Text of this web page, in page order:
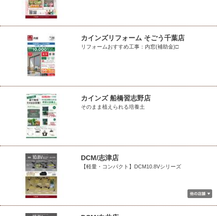
カインズリフォーム そごう千葉店
リフォームおすすめ工事：内窓(補助金)□
カインズ 船橋習志野店
そのまま植えられる培養土
DCM/志津店
【軽量・コンパクト】DCM10.8Vシリーズ